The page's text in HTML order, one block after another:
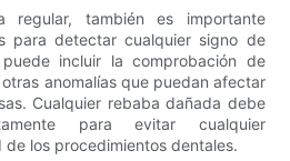
regular, también es importante
para detectar cualquier signo de
incluir la comprobación de
anomalías que puedan afectar
Cualquier rebaba dañada debe
para evitar cualquier
los procedimientos dentales.